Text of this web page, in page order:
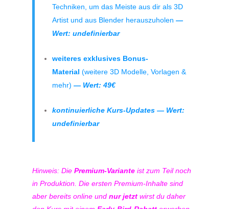
Techniken, um das Meiste aus dir als 3D
Artist und aus Blender herauszuholen —
Wert: undefinierbar
weiteres exklusives Bonus-
Material (weitere 3D Modelle, Vorlagen &
mehr) — Wert: 49€
kontinuierliche Kurs-Updates — Wert:
undefinierbar
Hinweis: Die Premium-Variante ist zum Teil noch
in Produktion. Die ersten Premium-Inhalte sind
aber bereits online und nur jetztwirst du daher